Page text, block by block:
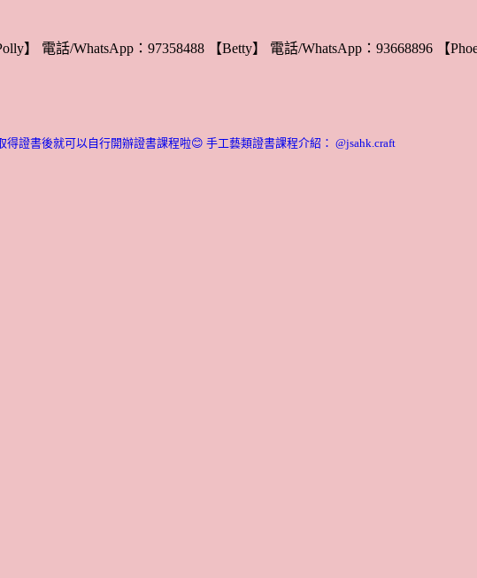
】 電話/WhatsApp：97358488 【Betty】 電話/WhatsApp：93668896 【
得證書後就可以自行開辦證書課程啦😊 手工藝類證書課程介紹： @jsahk.craft